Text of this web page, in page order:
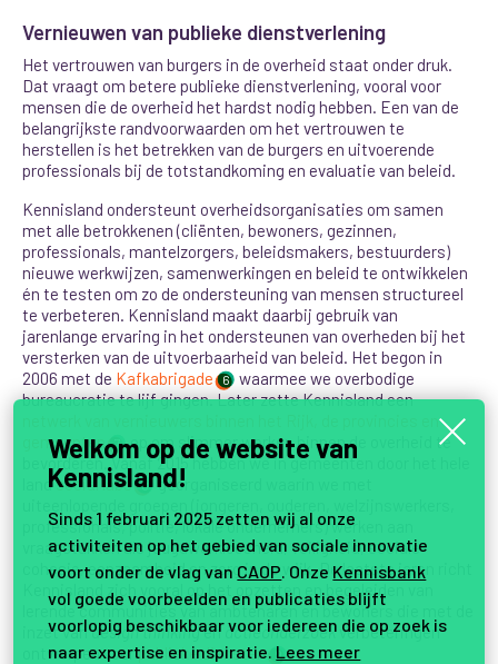
Vernieuwen van publieke dienstverlening
Het vertrouwen van burgers in de overheid staat onder druk.
Dat vraagt om betere publieke dienstverlening, vooral voor
mensen die de overheid het hardst nodig hebben. Een van de
belangrijkste randvoorwaarden om het vertrouwen te
herstellen is het betrekken van de burgers en uitvoerende
professionals bij de totstandkoming en evaluatie van beleid.
Kennisland ondersteunt overheidsorganisaties om samen
met alle betrokkenen (cliënten, bewoners, gezinnen,
professionals, mantelzorgers, beleidsmakers, bestuurders)
nieuwe werkwijzen, samenwerkingen en beleid te ontwikkelen
én te testen om zo de ondersteuning van mensen structureel
te verbeteren. Kennisland maakt daarbij gebruik van
jarenlange ervaring in het ondersteunen van overheden bij het
versterken van de uitvoerbaarheid van beleid. Het begon in
2006 met de Kafkabrigade 6 waarmee we overbodige
bureaucratie te lijf gingen. Later zette Kennisland een
netwerk van vernieuwers binnen het Rijk, de provincies en
gemeenten 7 op om slimmer werken binnen de overheid te
bevorderen. Vanaf 2015hebben we in gemeenten door het hele
landsocial labs 8 georganiseerd waarin we met
professionals, politie, lokale ondernemers) werken aan
vraagstukken als jeugdwerkloosheid, veiligheid, sociale
cohesie, eenzaamheid en zorg in de wijk. De laatste jaren richt
Kennisland zich vooral op het opzetten en begeleiden van
lerende communities van ambtenaren en bewoners die met de
inzet vandesign thinkingen actieonderzoekverbeteringen
ontwerpen voorpublieke diensten 9 .
Welkom op de website van
Kennisland!
Sinds 1 februari 2025 zetten wij al onze
activiteiten op het gebied van sociale innovatie
voort onder de vlag van CAOP. Onze Kennisbank
vol goede voorbeelden en publicaties blijft
voorlopig beschikbaar voor iedereen die op zoek is
naar expertise en inspiratie. Lees meer